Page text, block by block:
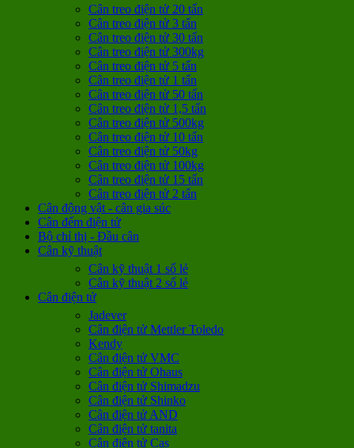
Cân treo điện tử 20 tấn
Cân treo điện tử 3 tấn
Cân treo điện tử 30 tấn
Cân treo điện tử 300kg
Cân treo điện tử 5 tấn
Cân treo điện tử 1 tấn
Cân treo điện tử 50 tấn
Cân treo điện tử 1,5 tấn
Cân treo điện tử 500kg
Cân treo điện tử 10 tấn
Cân treo điện tử 50kg
Cân treo điện tử 100kg
Cân treo điện tử 15 tấn
Cân treo điện tử 2 tấn
Cân động vật - cân gia súc
Cân đếm điện tử
Bộ chỉ thị - Đầu cân
Cân kỹ thuật
Cân kỹ thuật 1 số lẻ
Cân kỹ thuật 2 số lẻ
Cân điện tử
Jadever
Cân điện tử Mettler Toledo
Kendy
Cân điện tử VMC
Cân điện tử Ohaus
Cân điện tử Shimadzu
Cân điện tử Shinko
Cân điện tử AND
Cân điện tử tanita
Cân điện tử Cas